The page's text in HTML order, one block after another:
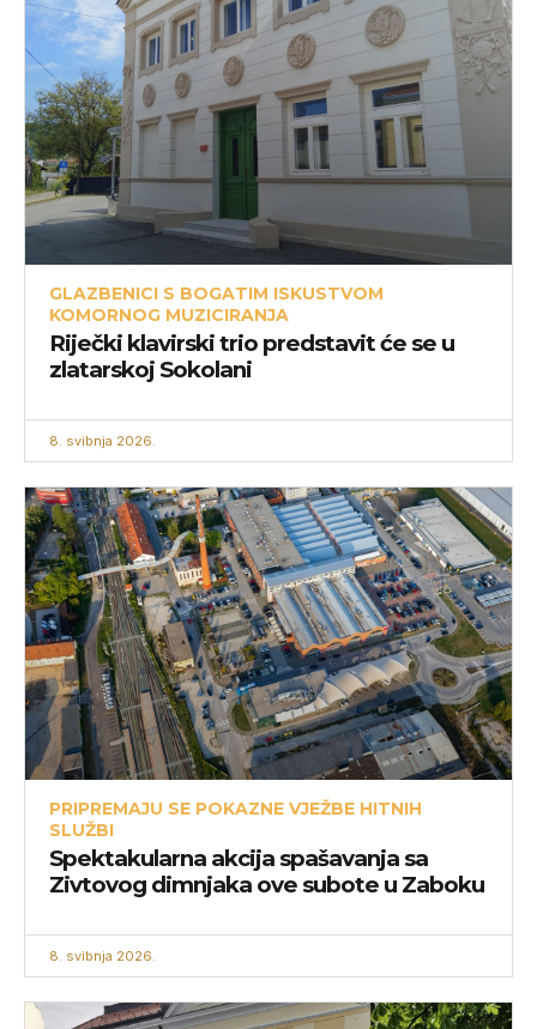
GLAZBENICI S BOGATIM ISKUSTVOM
KOMORNOG MUZICIRANJA
Riječki klavirski trio predstavit će se u
zlatarskoj Sokolani
8. svibnja 2026.
PRIPREMAJU SE POKAZNE VJEŽBE HITNIH
SLUŽBI
Spektakularna akcija spašavanja sa
Zivtovog dimnjaka ove subote u Zaboku
8. svibnja 2026.